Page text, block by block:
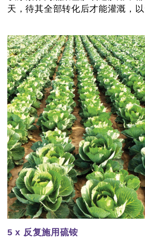
天，待其全部转化后才能灌溉，以
5 x 反复施用硫铵